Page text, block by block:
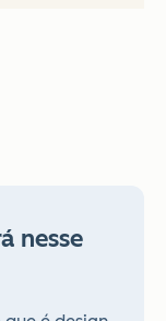
nesse